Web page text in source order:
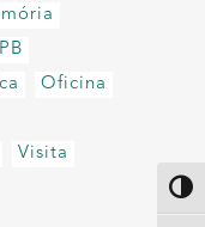
Oficina
Visita